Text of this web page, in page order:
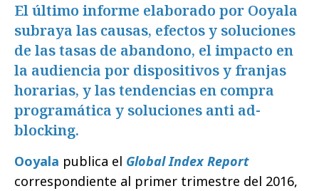
El último informe elaborado por Ooyala
subraya las causas, efectos y soluciones
de las tasas de abandono, el impacto en
la audiencia por dispositivos y franjas
horarias, y las tendencias en compra
programática y soluciones anti ad-
blocking.
Ooyala publica el Global Index Report
correspondiente al primer trimestre del 2016,